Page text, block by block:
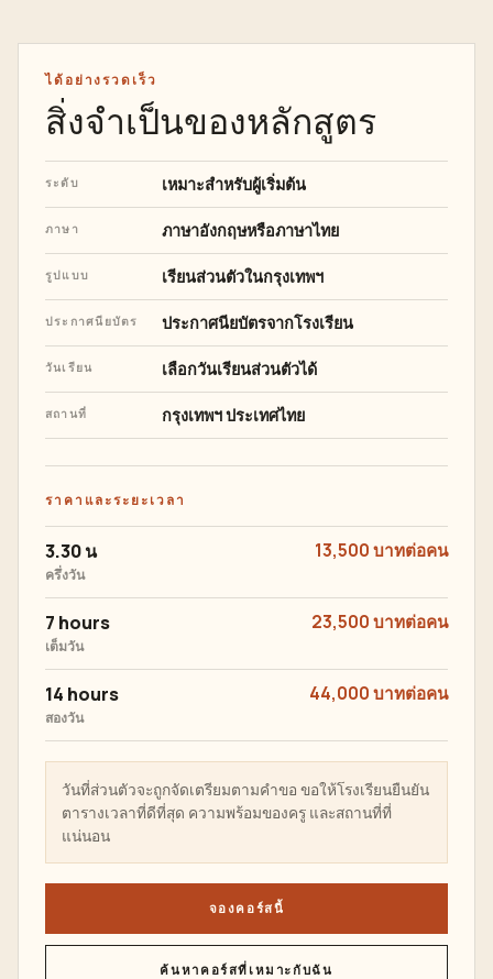
ได้อย่างรวดเร็ว
สิ่งจำเป็นของหลักสูตร
ระดับ เหมาะสำหรับผู้เริ่มต้น
ภาษา ภาษาอังกฤษหรือภาษาไทย
รูปแบบ เรียนส่วนตัวในกรุงเทพฯ
ประกาศนียบัตร ประกาศนียบัตรจากโรงเรียน
วันเรียน เลือกวันเรียนส่วนตัวได้
สถานที่ กรุงเทพฯ ประเทศไทย
ราคาและระยะเวลา
3.30 น
ครึ่งวัน
13,500 บาทต่อคน
7 hours
เต็มวัน
23,500 บาทต่อคน
14 hours
สองวัน
44,000 บาทต่อคน
วันที่ส่วนตัวจะถูกจัดเตรียมตามคำขอ ขอให้โรงเรียนยืนยัน
ตารางเวลาที่ดีที่สุด ความพร้อมของครู และสถานที่ที่
แน่นอน
จองคอร์สนี้
ค้นหาคอร์สที่เหมาะกับฉัน